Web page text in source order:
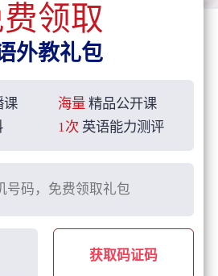
领取
外教礼包
课 海量 精品公开课
1次 英语能力测评
获取码证码